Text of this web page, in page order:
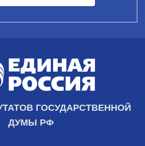
ГОСУДАРСТВЕННОЙ
ДУМЫ РФ